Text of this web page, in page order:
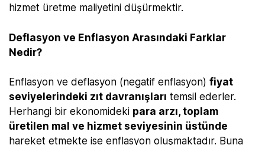
hizmet üretme maliyetini düşürmektir.
Deflasyon ve Enflasyon Arasındaki Farklar
Nedir?
Enflasyon ve deflasyon (negatif enflasyon) fiyat
seviyelerindeki zıt davranışları temsil ederler.
Herhangi bir ekonomideki para arzı, toplam
üretilen mal ve hizmet seviyesinin üstünde
hareket etmekte ise enflasyon oluşmaktadır. Buna